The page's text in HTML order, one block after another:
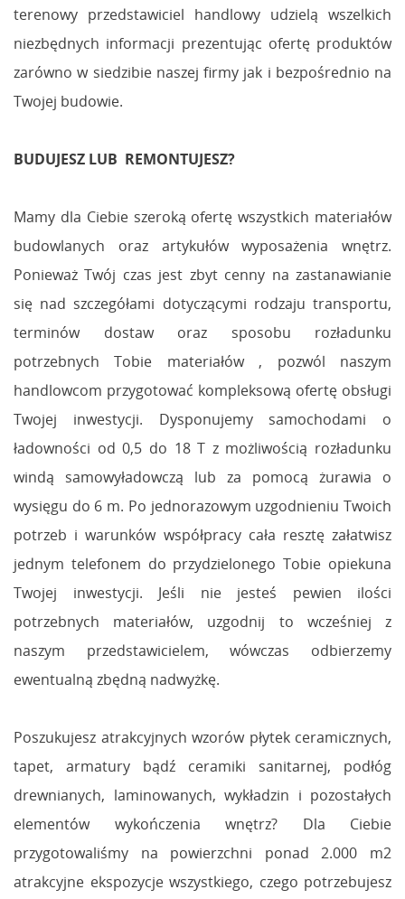
terenowy przedstawiciel handlowy udzielą wszelkich
niezbędnych informacji prezentując ofertę produktów
zarówno w siedzibie naszej firmy jak i bezpośrednio na
Twojej budowie.
BUDUJESZ LUB REMONTUJESZ?
Mamy dla Ciebie szeroką ofertę wszystkich materiałów
budowlanych oraz artykułów wyposażenia wnętrz.
Ponieważ Twój czas jest zbyt cenny na zastanawianie
się nad szczegółami dotyczącymi rodzaju transportu,
terminów dostaw oraz sposobu rozładunku
potrzebnych Tobie materiałów , pozwól naszym
handlowcom przygotować kompleksową ofertę obsługi
Twojej inwestycji. Dysponujemy samochodami o
ładowności od 0,5 do 18 T z możliwością rozładunku
windą samowyładowczą lub za pomocą żurawia o
wysięgu do 6 m. Po jednorazowym uzgodnieniu Twoich
potrzeb i warunków współpracy cała resztę załatwisz
jednym telefonem do przydzielonego Tobie opiekuna
Twojej inwestycji. Jeśli nie jesteś pewien ilości
potrzebnych materiałów, uzgodnij to wcześniej z
naszym przedstawicielem, wówczas odbierzemy
ewentualną zbędną nadwyżkę.
Poszukujesz atrakcyjnych wzorów płytek ceramicznych,
tapet, armatury bądź ceramiki sanitarnej, podłóg
drewnianych, laminowanych, wykładzin i pozostałych
elementów wykończenia wnętrz? Dla Ciebie
przygotowaliśmy na powierzchni ponad 2.000 m2
atrakcyjne ekspozycje wszystkiego, czego potrzebujesz